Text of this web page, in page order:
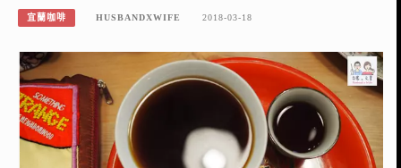
宜蘭咖啡 HUSBANDXWIFE 2018-03-18